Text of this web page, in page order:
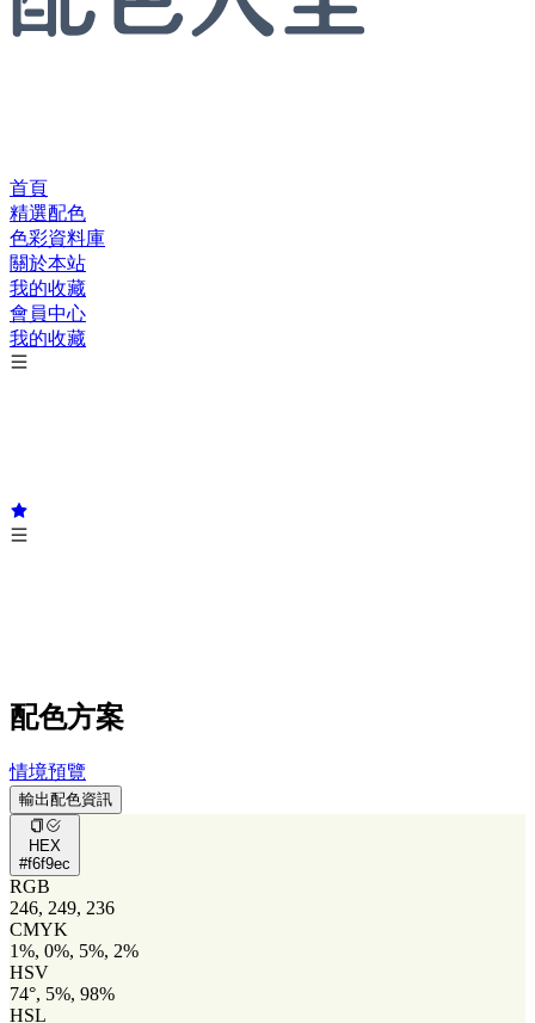
首頁
精選配色
色彩資料庫
關於本站
我的收藏
會員中心
我的收藏
配色方案
情境預覽
輸出配色資訊
HEX
#f6f9ec
RGB
246, 249, 236
CMYK
1%, 0%, 5%, 2%
HSV
74°, 5%, 98%
HSL